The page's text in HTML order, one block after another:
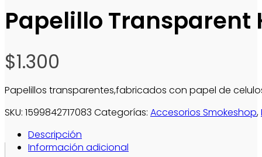
Papelillo Transparent
$1.300
Papelillos transparentes,fabricados con papel de
SKU: 1599842717083 Categorías: Accesorios Smokeshop,
Descripción
Información adicional